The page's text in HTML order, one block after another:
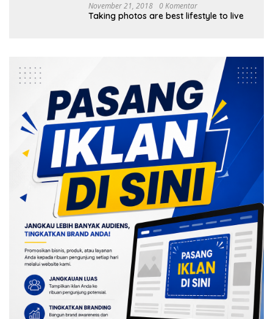
November 21, 2018 0 Komentar
Taking photos are best lifestyle to live